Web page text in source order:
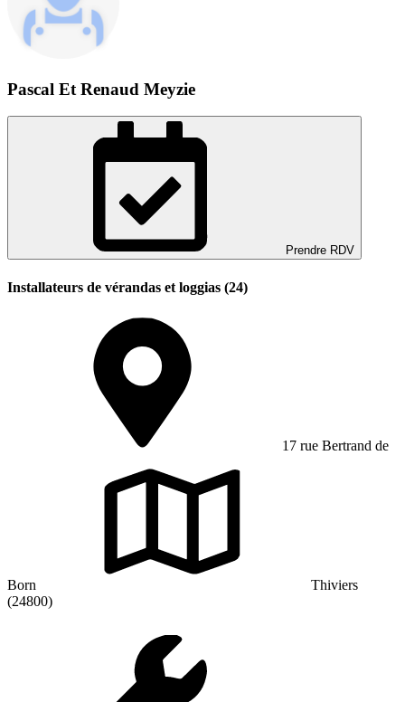
Pascal Et Renaud Meyzie
Prendre RDV
Installateurs de vérandas et loggias (24)
17 rue Bertrand de
Born
Thiviers
(24800)